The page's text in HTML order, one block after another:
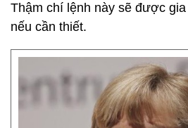
Thậm chí lệnh này sẽ được
nếu cần thiết.